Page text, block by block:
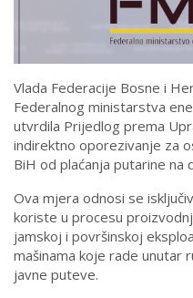
Vlada Federacije Bosne i
Federalnog ministarstva
utvrdila Prijedlog prema
indirektno oporezivanje za
BiH od plaćanja putarine na
Ova mjera odnosi se
koriste u procesu
jamskoj i površinskoj
mašinama koje rade unutar
javne puteve.